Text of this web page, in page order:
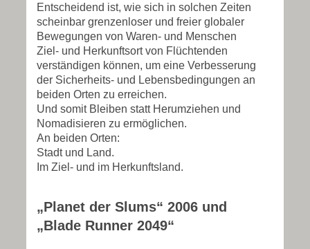
Entscheidend ist, wie sich in solchen Zeiten
scheinbar grenzenloser und freier globaler
Bewegungen von Waren- und Menschen
Ziel- und Herkunftsort von Flüchtenden
verständigen können, um eine Verbesserung
der Sicherheits- und Lebensbedingungen an
beiden Orten zu erreichen.
Und somit Bleiben statt Herumziehen und
Nomadisieren zu ermöglichen.
An beiden Orten:
Stadt und Land.
Im Ziel- und im Herkunftsland.
„Planet der Slums“ 2006 und
„Blade Runner 2049“